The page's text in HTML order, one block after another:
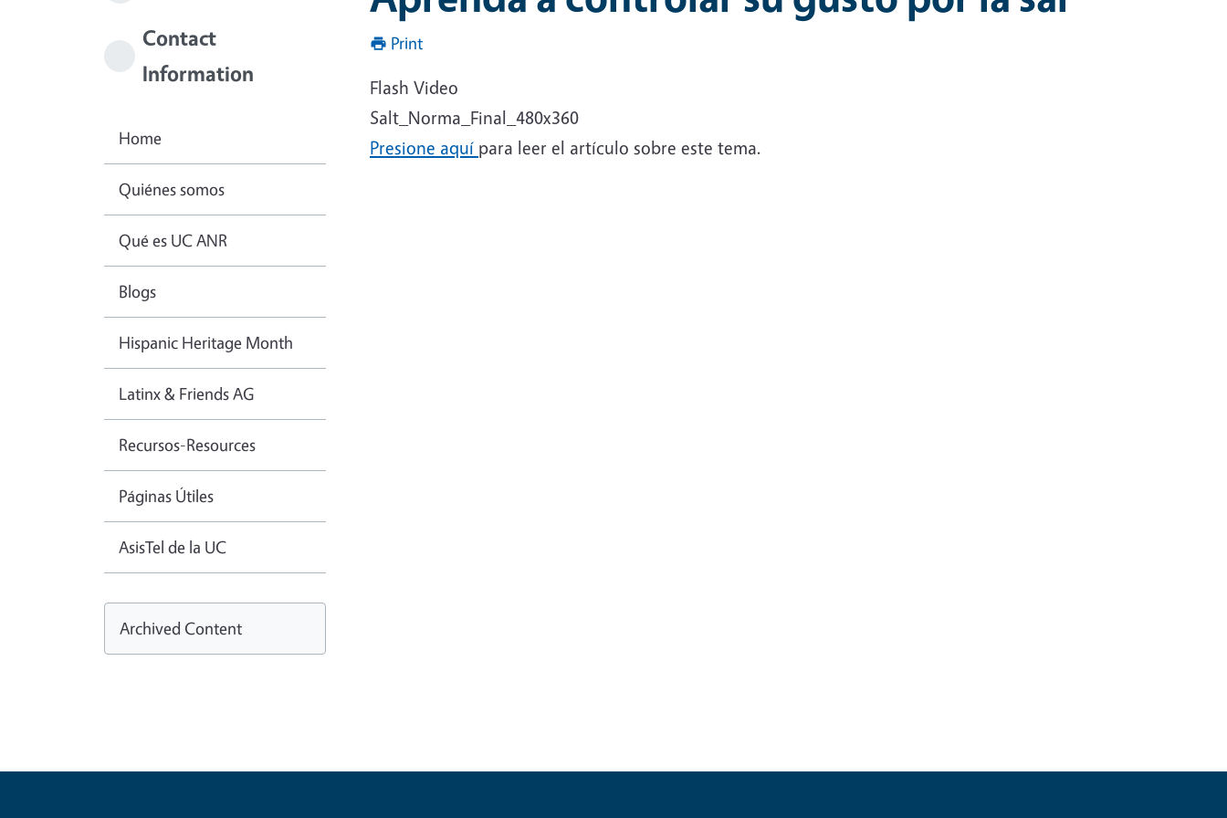
Print
Flash Video
Salt_Norma_Final_480x360
Presione aquí para leer el artículo sobre este tema.
Contact
Information
Home
Quiénes somos
Qué es UC ANR
Blogs
Hispanic Heritage Month
Latinx & Friends AG
Recursos-Resources
Páginas Útiles
AsisTel de la UC
Archived Content